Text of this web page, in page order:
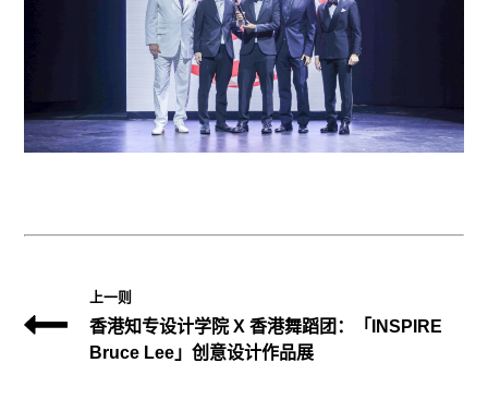
上一则
香港知专设计学院 X 香港舞蹈团：「INSPIRE
Bruce Lee」创意设计作品展